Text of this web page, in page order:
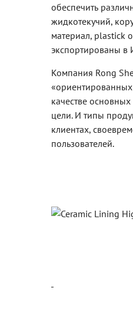
обеспечить
жидкотекучий,
материал, plastick
экспортированы
Компания Rong
качестве
цели. И типы
клиентах,
пользователей.